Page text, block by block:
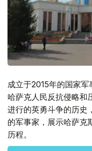
成立于2015年的国家
哈萨克人民反抗侵略和
进行的英勇斗争的历史
的军事家，展示哈萨克
历程。